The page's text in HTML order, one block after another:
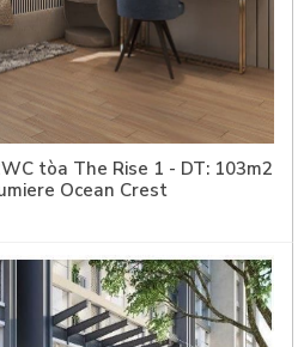
tòa The Rise 1 - DT: 103m2
Ocean Crest